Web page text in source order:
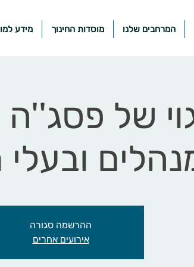
המרחבים שלנו מוסדות החינוך מידע
של
ההרשמה סגורה
אירועים אחרים